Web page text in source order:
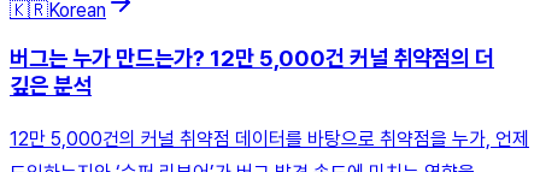
🇰🇷Korean
버그는 누가 만드는가? 12만 5,000건 커널 취약점의 더
깊은 분석
12만 5,000건의 커널 취약점 데이터를 바탕으로 취약점을 누가, 언제